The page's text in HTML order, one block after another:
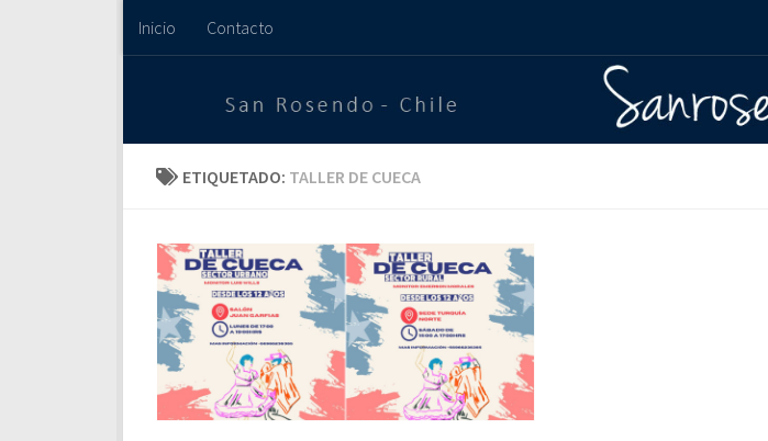
Saltar al contenido
Inicio Contacto
ETIQUETADO: TALLER DE CUECA